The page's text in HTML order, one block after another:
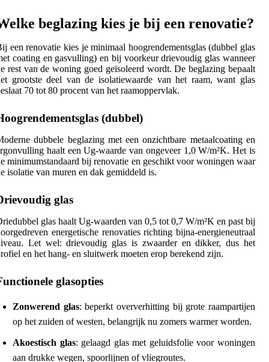
beglazing kies je bij een renovatie?
een renovatie kies je minimaal hoogrendementsglas (dubbel glas
coating en gasvulling) en bij voorkeur drievoudig glas wanneer
rest van de woning goed geïsoleerd wordt. De beglazing bepaalt
grootste deel van de isolatiewaarde van het raam, want glas
70 tot 80 procent van het raamoppervlak.
(dubbel)
dubbele beglazing met een onzichtbare metaalcoating en
haalt een Ug-waarde van ongeveer 1,0 W/m²K. Het is
minimumstandaard bij renovatie en geschikt voor woningen waar
isolatie van muren en dak gemiddeld is.
glas
glas haalt Ug-waarden van 0,5 tot 0,7 W/m²K en past bij
energetische renovaties richting bijna-energieneutraal
Let wel: drievoudig glas is zwaarder en dikker, dus het
en het hang- en sluitwerk moeten erop berekend zijn.
glasopties
Zonwerend glas: beperkt oververhitting bij grote raampartijen
op het zuiden of westen, belangrijk nu zomers warmer worden.
Akoestisch glas: gelaagd glas met geluidsfolie voor woningen
aan drukke wegen, spoorlijnen of vliegroutes.